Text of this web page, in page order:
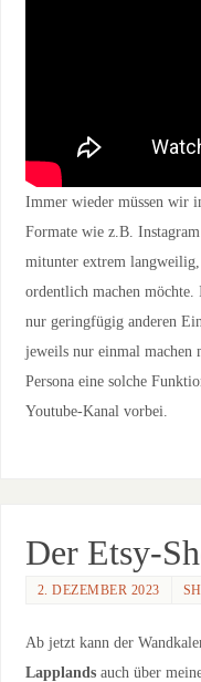
Immer wieder müssen wir
Formate wie z.B.
mitunter extrem
ordentlich machen
nur geringfügig anderen
jeweils nur einmal
Persona eine solche
Youtube-Kanal vorbei.
Der Etsy-
2. DEZEMBER 2023
Ab jetzt kann der
Lapplandsauch über